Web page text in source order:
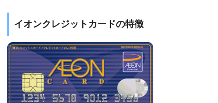
イオンクレジットカードの特徴